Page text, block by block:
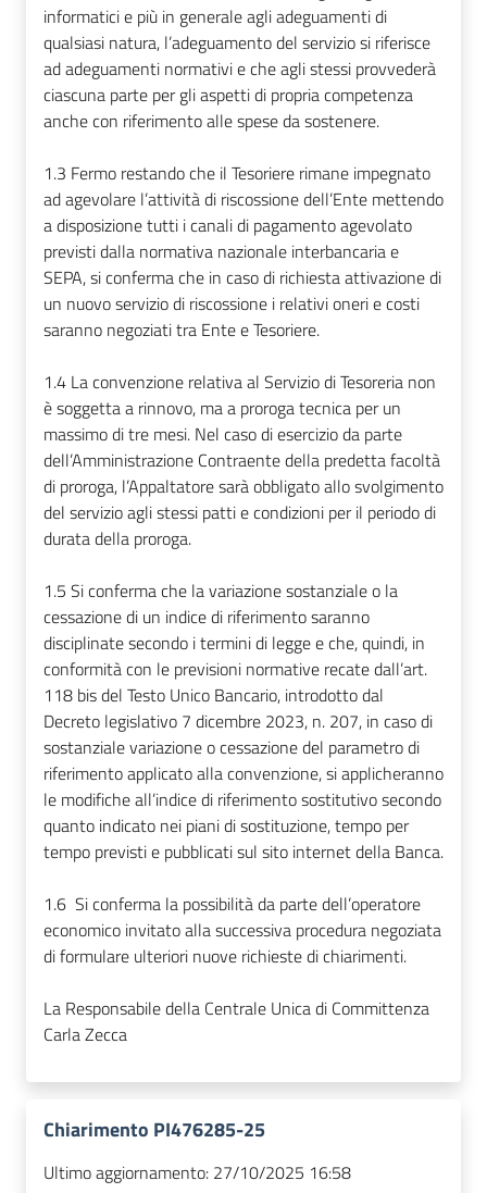
informatici e più in generale agli adeguamenti di
qualsiasi natura, l’adeguamento del servizio si riferisce
ad adeguamenti normativi e che agli stessi provvederà
ciascuna parte per gli aspetti di propria competenza
anche con riferimento alle spese da sostenere.
1.3 Fermo restando che il Tesoriere rimane impegnato
ad agevolare l’attività di riscossione dell’Ente mettendo
a disposizione tutti i canali di pagamento agevolato
previsti dalla normativa nazionale interbancaria e
SEPA, si conferma che in caso di richiesta attivazione di
un nuovo servizio di riscossione i relativi oneri e costi
saranno negoziati tra Ente e Tesoriere.
1.4 La convenzione relativa al Servizio di Tesoreria non
è soggetta a rinnovo, ma a proroga tecnica per un
massimo di tre mesi. Nel caso di esercizio da parte
dell’Amministrazione Contraente della predetta facoltà
di proroga, l’Appaltatore sarà obbligato allo svolgimento
del servizio agli stessi patti e condizioni per il periodo di
durata della proroga.
1.5 Si conferma che la variazione sostanziale o la
cessazione di un indice di riferimento saranno
disciplinate secondo i termini di legge e che, quindi, in
conformità con le previsioni normative recate dall’art.
118 bis del Testo Unico Bancario, introdotto dal
Decreto legislativo 7 dicembre 2023, n. 207, in caso di
sostanziale variazione o cessazione del parametro di
riferimento applicato alla convenzione, si applicheranno
le modifiche all’indice di riferimento sostitutivo secondo
quanto indicato nei piani di sostituzione, tempo per
tempo previsti e pubblicati sul sito internet della Banca.
1.6 Si conferma la possibilità da parte dell’operatore
economico invitato alla successiva procedura negoziata
di formulare ulteriori nuove richieste di chiarimenti.
La Responsabile della Centrale Unica di Committenza
Carla Zecca
Chiarimento PI476285-25
Ultimo aggiornamento: 27/10/2025 16:58